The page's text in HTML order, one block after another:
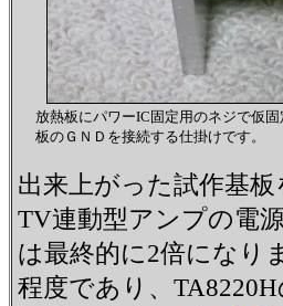
放熱板にパワーIC固定用のネジで仮
板のＧＮＤを接続する仕掛けです。
出来上がった試作基
TV連動型アンプの電
は最終的に2倍になり
程度であり、